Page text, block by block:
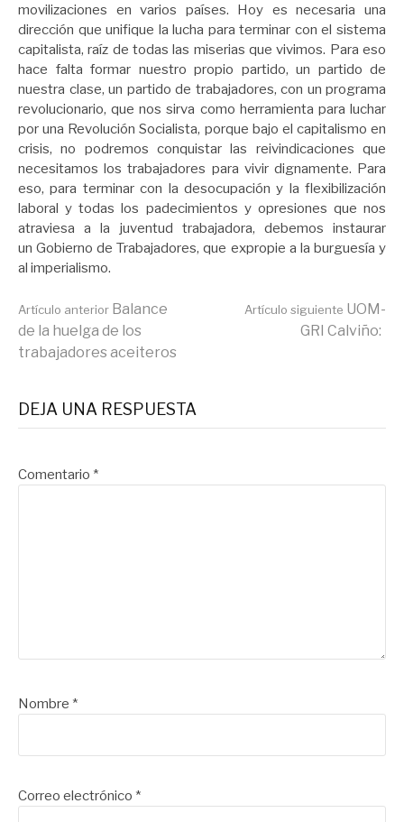
movilizaciones en varios países. Hoy es necesaria una
dirección que unifique la lucha para terminar con el sistema
capitalista, raíz de todas las miserias que vivimos. Para eso
hace falta formar nuestro propio partido, un partido de
nuestra clase, un partido de trabajadores, con un programa
revolucionario, que nos sirva como herramienta para luchar
por una Revolución Socialista, porque bajo el capitalismo en
crisis, no podremos conquistar las reivindicaciones que
necesitamos los trabajadores para vivir dignamente. Para
eso, para terminar con la desocupación y la flexibilización
laboral y todas los padecimientos y opresiones que nos
atraviesa a la juventud trabajadora, debemos instaurar
un Gobierno de Trabajadores, que expropie a la burguesía y
al imperialismo.
Seguir
Artículo anterior Balance
de la huelga de los
trabajadores aceiteros
Artículo siguiente UOM-
GRI Calviño:
DEJA UNA RESPUESTA
Comentario *
Nombre *
Correo electrónico *